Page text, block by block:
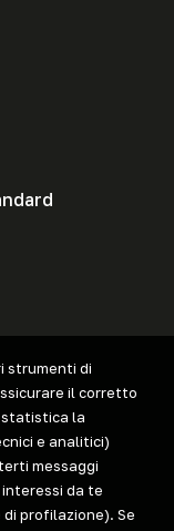
strumenti di
il corretto
la
e analitici)
messaggi
da te
profilazione). Se